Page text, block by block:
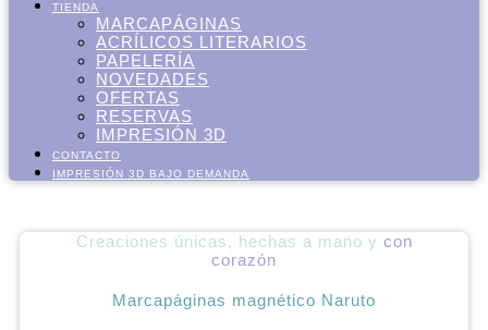
TIENDA
MARCAPÁGINAS
ACRÍLICOS LITERARIOS
PAPELERÍA
NOVEDADES
OFERTAS
RESERVAS
IMPRESIÓN 3D
CONTACTO
IMPRESIÓN 3D BAJO DEMANDA
Creaciones únicas, hechas a mano y con
corazón
Marcapáginas magnético Naruto